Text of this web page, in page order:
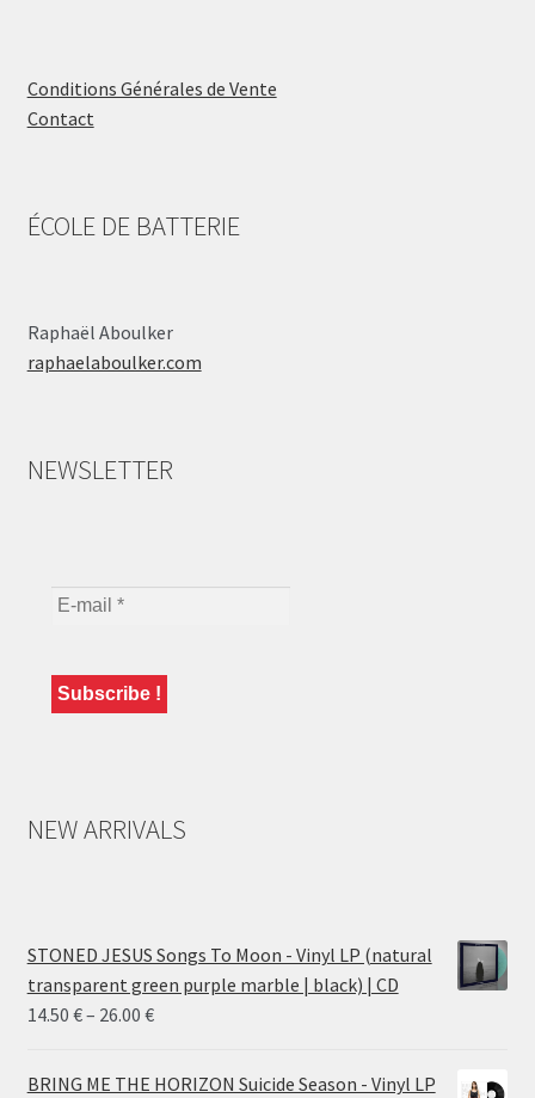
Conditions Générales de Vente
Contact
ÉCOLE DE BATTERIE
Raphaël Aboulker
raphaelaboulker.com
NEWSLETTER
NEW ARRIVALS
STONED JESUS Songs To Moon - Vinyl LP (natural
transparent green purple marble | black) | CD
14.50 €– 26.00 €Price
14.50 €
BRING ME THE HORIZON Suicide Season - Vinyl LP